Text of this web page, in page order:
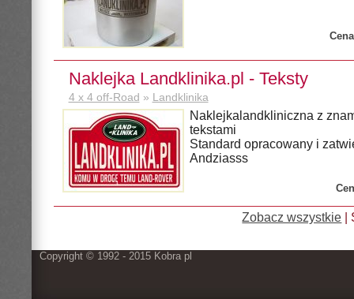
Naklejka Landklinika.pl - Teksty
4 x 4 off-Road » Landklinika
Naklejkalandkliniczna z
tekstami
Standard opracowany i
Andziasss
Zobacz wszystkie |
Copyright © 1992 - 2015 Kobra pl